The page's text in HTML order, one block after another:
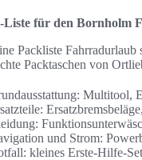
Liste für den Bornholm
Packliste
Packtaschen von
Multitool,
und Strom:
kleines Erste-Hilfe-